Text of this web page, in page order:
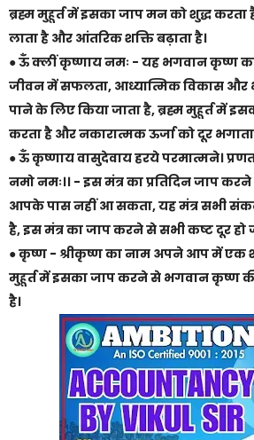
ब्रह्म मुहूर्त में इसका जाप मन को शुद्ध
लाता है और आंतरिक शक्ति बढ़ाता है।
● ऊँ क्लीं कृष्णाय नमः - यह भगवान कृष्ण
जीवन में सफलता, आध्यात्मिक विकास और
पाने के लिए किया जाता है, ब्रह्म मुहूर्त में
करता है और नकारात्मक ऊर्जा को दूर भगाता
● ऊँ कृष्णाय वासुदेवाय हरये परमात्मने।
नमो नमः।। - इस मंत्र का प्रतिदिन जाप
आपके पास नहीं आ सकता, यह मंत्र सभी
है, इस मंत्र का जाप करने से सभी कष्ट दूर हो
● कृष्ण - श्रीकृष्ण का नाम अपने आप में एक
मुहूर्त में इसका जाप करने से भगवान कृष्ण की
है।